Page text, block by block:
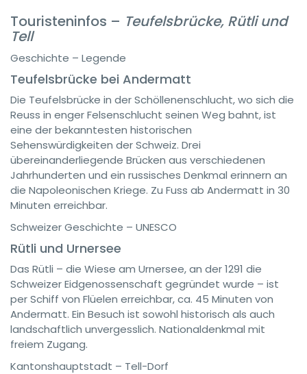
Touristeninfos – Teufelsbrücke, Rütli und
Tell
Geschichte – Legende
Teufelsbrücke bei Andermatt
Die Teufelsbrücke in der Schöllenenschlucht, wo sich die
Reuss in enger Felsenschlucht seinen Weg bahnt, ist
eine der bekanntesten historischen
Sehenswürdigkeiten der Schweiz. Drei
übereinanderliegende Brücken aus verschiedenen
Jahrhunderten und ein russisches Denkmal erinnern an
die Napoleonischen Kriege. Zu Fuss ab Andermatt in 30
Minuten erreichbar.
Schweizer Geschichte – UNESCO
Rütli und Urnersee
Das Rütli – die Wiese am Urnersee, an der 1291 die
Schweizer Eidgenossenschaft gegründet wurde – ist
per Schiff von Flüelen erreichbar, ca. 45 Minuten von
Andermatt. Ein Besuch ist sowohl historisch als auch
landschaftlich unvergesslich. Nationaldenkmal mit
freiem Zugang.
Kantonshauptstadt – Tell-Dorf